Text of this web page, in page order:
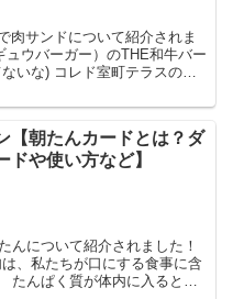
肉サンドについて紹介されま
ウバーガー）のTHE和牛バー
いな) コレド室町テラスの
【朝たんカードとは？ダ
ドや使い方など】
んについて紹介されました！
、私たちが口にする食事に含
たんぱく質が体内に入るとア